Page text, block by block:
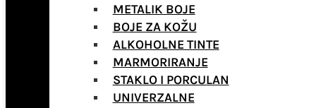
METALIK BOJE
BOJE ZA KOŽU
ALKOHOLNE TINTE
MARMORIRANJE
STAKLO I PORCULAN
UNIVERZALNE